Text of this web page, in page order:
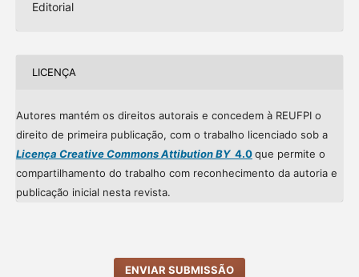
Editorial
LICENÇA
Autores mantém os direitos autorais e concedem à REUFPI o
direito de primeira publicação, com o trabalho licenciado sob a
Licença Creative Commons Attibution BY4.0que permite o
compartilhamento do trabalho com reconhecimento da autoria e
publicação inicial nesta revista.
ENVIAR SUBMISSÃO